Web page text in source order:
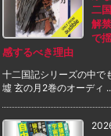
二
解
で
感するべき理由
十二国記シリーズの中で
墟 玄の月2巻のオーディ